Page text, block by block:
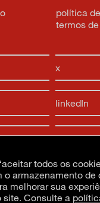
x
linkedIn
google
política
termos
todos os
o armazenamento de
melhorar sua
site. Consulte a